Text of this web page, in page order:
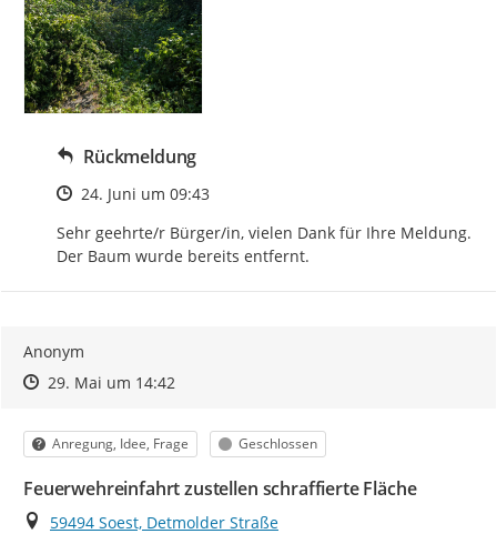
Rückmeldung
Zeitpunkt des Erstellens
24. Juni um 09:43
Sehr geehrte/r Bürger/in, vielen Dank für Ihre Meldung.
Der Baum wurde bereits entfernt.
Anonym
Zeitpunkt des Erstellens
Zeitpunkt des Erstellens
29. Mai um 14:42Zur Äußerung
Kategorie
Anregung, Idee, Frage Status
Geschlossen
Feuerwehreinfahrt zustellen schraffierte Fläche
Ort
59494 Soest, Detmolder Straße